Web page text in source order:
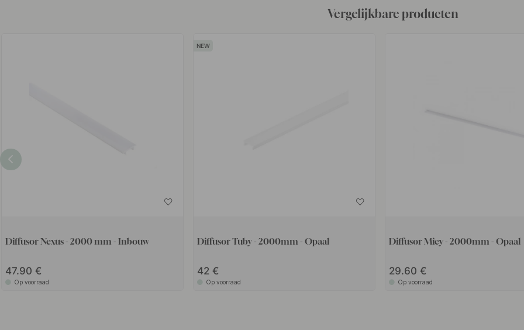
Vergelijkbare producten
Diffusor Nexus - 2000 mm - Inbouw
47.90
Op voorraad
Diffusor Tuby - 2000mm - Opaal
42
Op voorraad
Diffusor Micy - 2000mm - Opaal
29.60
Op voorraad